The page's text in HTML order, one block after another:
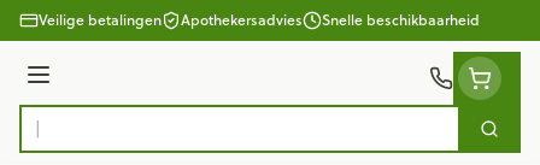
Ga naar de inhoud
Veilige betalingen Apothekersadvies Snelle beschikbaarheid
Menu
Product, merk, categorie...
Zoek